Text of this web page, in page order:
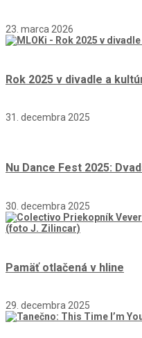
23. marca 2026
Rok 2025 v divadle a
31. decembra 2025
Nu Dance Fest 2025:
30. decembra 2025
Pamäť otlačená v hline
29. decembra 2025